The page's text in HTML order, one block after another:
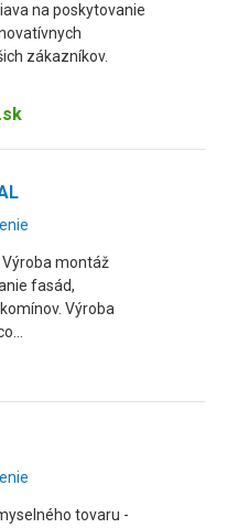
na poskytovanie
zákazníkov.
Výroba montáž
fasád,
Výroba
tovaru -